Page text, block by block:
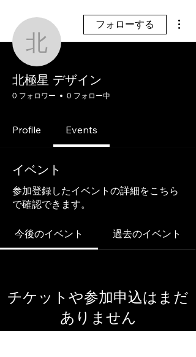
北極星 デザイン
フォローする
北極星 デザイン
0 フォロワー 0 フォロー中
Profile Events
イベント
参加登録したイベントの詳細をこちら
で確認できます。
今後のイベント 過去のイベント
チケットや参加申込はまだ
ありません